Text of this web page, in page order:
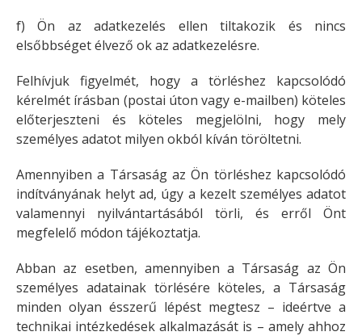
f) Ön az adatkezelés ellen tiltakozik és nincs
elsőbbséget élvező ok az adatkezelésre.
Felhívjuk figyelmét, hogy a törléshez kapcsolódó
kérelmét írásban (postai úton vagy e-mailben) köteles
előterjeszteni és köteles megjelölni, hogy mely
személyes adatot milyen okból kíván töröltetni.
Amennyiben a Társaság az Ön törléshez kapcsolódó
indítványának helyt ad, úgy a kezelt személyes adatot
valamennyi nyilvántartásából törli, és erről Önt
megfelelő módon tájékoztatja.
Abban az esetben, amennyiben a Társaság az Ön
személyes adatainak törlésére köteles, a Társaság
minden olyan ésszerű lépést megtesz – ideértve a
technikai intézkedések alkalmazását is – amely ahhoz